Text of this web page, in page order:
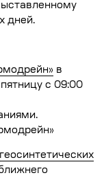
дней.
в
с 09:00
геосинтетических